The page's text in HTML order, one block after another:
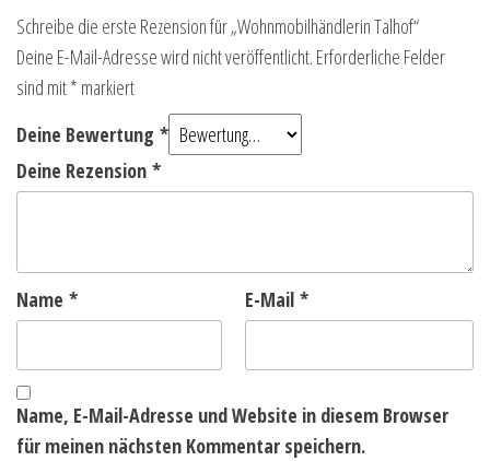
Schreibe die erste Rezension für „Wohnmobilhändlerin Talhof“
Deine E-Mail-Adresse wird nicht veröffentlicht. Erforderliche Felder
sind mit* markiert
Deine Bewertung *
Deine Rezension *
Name * E-Mail *
Name, E-Mail-Adresse und Website in diesem Browser
für meinen nächsten Kommentar speichern.